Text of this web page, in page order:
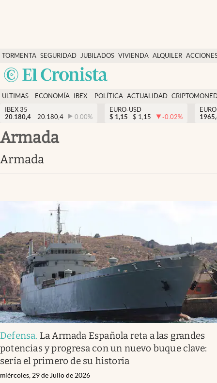
TORMENTA SEGURIDAD
SOCIAL
JUBILADOS VIVIENDA ALQUILER
Economía y finanzas
Política
Actualidad
Criptomonedas
España
ULTIMAS
NOTICIAS
ECONOMÍA
FINANZAS
IBEX
EURO
POLÍTICA ACTUALIDAD
IBEX 35
20.180,4
20.180,4 0.00%
EURO-USD
$ 1,15 $ 1,15 -0.02%
Armada
Armada
Defensa. La Armada Española reta a las grandes
potencias y progresa con un nuevo buque clave:
sería el primero de su historia
miércoles, 29 de Julio de 2026